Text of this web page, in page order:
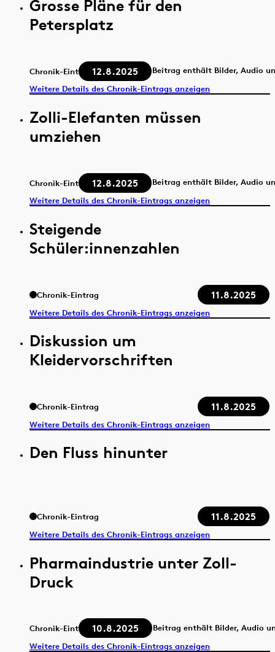
Grosse Pläne für den
Petersplatz
Chronik-Eintrag 12.8.2025
Beitrag enthält Bilder, Audio
Weitere Details des Chronik-Eintrags anzeigen
Zolli-Elefanten müssen
umziehen
Chronik-Eintrag 12.8.2025
Beitrag enthält Bilder, Audio
Weitere Details des Chronik-Eintrags anzeigen
Steigende
Schüler:innenzahlen
Chronik-Eintrag 11.8.2025
Weitere Details des Chronik-Eintrags anzeigen
Diskussion um
Kleidervorschriften
Chronik-Eintrag 11.8.2025
Weitere Details des Chronik-Eintrags anzeigen
Den Fluss hinunter
Chronik-Eintrag 11.8.2025
Weitere Details des Chronik-Eintrags anzeigen
Pharmaindustrie unter Zoll-
Druck
Chronik-Eintrag 10.8.2025
Beitrag enthält Bilder, Audio
Weitere Details des Chronik-Eintrags anzeigen